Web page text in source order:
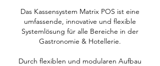
Das Kassensystem Matrix POS ist eine
umfassende, innovative und flexible
Systemlösung für alle Bereiche in der
Gastronomie & Hotellerie.
Durch flexiblen und modularen Aufbau